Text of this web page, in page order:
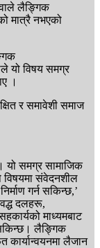
लैङ्गिक
मात्रै नभएको
यो विषय समग्र
।
र समावेशी समाज
यो समग्र सामाजिक
विषयमा संवेदनशील
गर्न सकिन्छ,’
दलहरू,
माध्यमबाट
सकिन्छ। लैङ्गिक
कार्यान्वयनमा लैजान